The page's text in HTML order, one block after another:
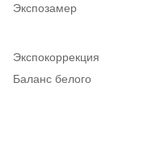
Экспозамер
Экспокоррекция
Баланс белого